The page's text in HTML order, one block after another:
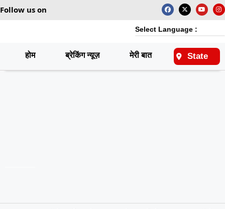
Follow us on
Select Language :
होम ब्रेकिंग न्यूज़ मेरी बात राष्ट्रीय
State